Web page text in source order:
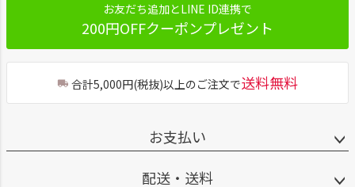
お友だち追加とLINE ID連携で
200円OFFクーポンプレゼント
合計5,000円(税抜)以上のご注文で送料無料
お支払い
配送・送料